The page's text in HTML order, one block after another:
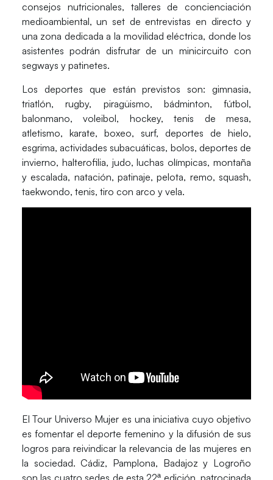
consejos nutricionales, talleres de concienciación
medioambiental, un set de entrevistas en directo y
una zona dedicada a la movilidad eléctrica, donde los
asistentes podrán disfrutar de un minicircuito con
segways y patinetes.
Los deportes que están previstos son: gimnasia,
triatlón, rugby, piragüismo, bádminton, fútbol,
balonmano, voleibol, hockey, tenis de mesa,
atletismo, karate, boxeo, surf, deportes de hielo,
esgrima, actividades subacuáticas, bolos, deportes de
invierno, halterofilia, judo, luchas olímpicas, montaña
y escalada, natación, patinaje, pelota, remo, squash,
taekwondo, tenis, tiro con arco y vela.
ElTour Universo Mujer es una iniciativa cuyo objetivo
es fomentar el deporte femenino y la difusión de sus
logros para reivindicar la relevancia de las mujeres en
la sociedad.Cádiz, Pamplona, Badajoz y Logroño